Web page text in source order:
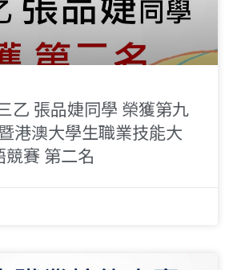
乙 張品婕同學 榮獲第九
港澳大學生職業技能大
賽 第二名